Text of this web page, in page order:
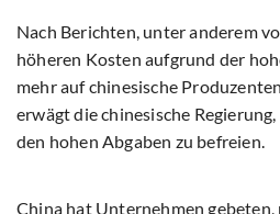
Nach Berichten, unter anderem
höheren Kosten aufgrund der
mehr auf chinesische
erwägt die chinesische
den hohen Abgaben zu befreien.
China hat Unternehmen